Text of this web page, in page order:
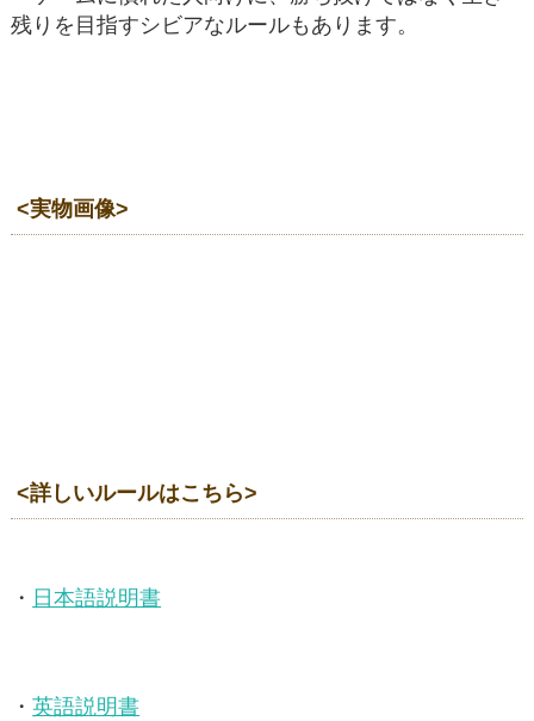
残りを目指すシビアなルールもあります。
<実物画像>
<詳しいルールはこちら>
・ 日本語説明書
・英語説明書